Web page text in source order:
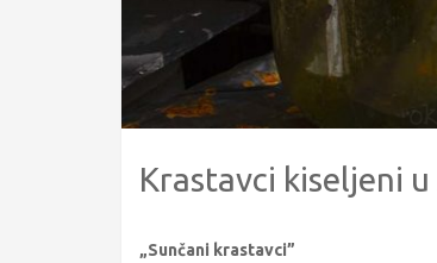
Krastavci kiseljeni
„Sunčani krastavci”